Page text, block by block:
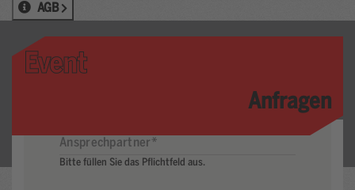
AGB
Event
Anfragen
Bitte füllen Sie das Pflichtfeld aus.